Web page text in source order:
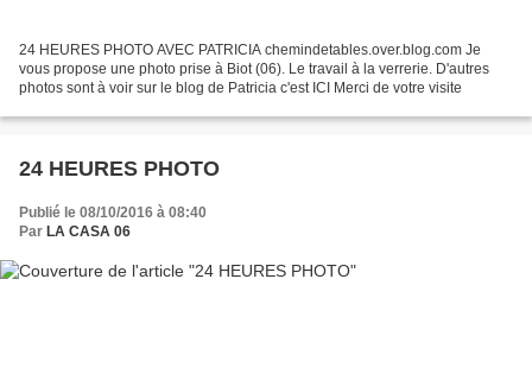
24 HEURES PHOTO AVEC PATRICIA chemindetables.over.blog.com Je
vous propose une photo prise à Biot (06). Le travail à la verrerie. D'autres
photos sont à voir sur le blog de Patricia c'est ICI Merci de votre visite
24 HEURES PHOTO
Publié le 08/10/2016 à 08:40
Par LA CASA 06